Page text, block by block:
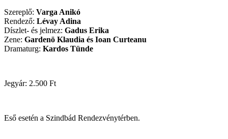
Szereplő: Varga Anikó
Rendező: Lévay Adina
Díszlet- és jelmez: Gadus Erika
Zene: Gardenö Klaudia és Ioan Curteanu
Dramaturg: Kardos Tünde
Jegyár: 2.500 Ft
Eső esetén a Szindbád Rendezvénytérben.